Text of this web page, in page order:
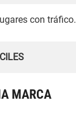
con tráfico.
MARCA